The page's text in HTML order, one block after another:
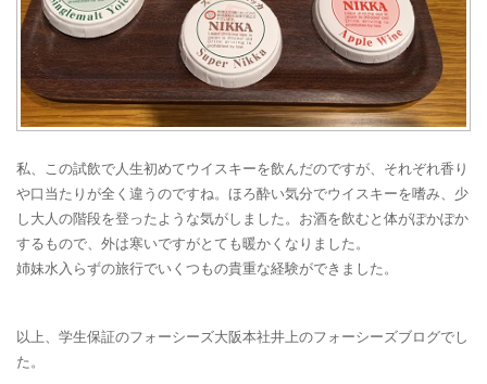
私、この試飲で人生初めてウイスキーを飲んだのですが、それぞれ香り
や口当たりが全く違うのですね。ほろ酔い気分でウイスキーを嗜み、少
し大人の階段を登ったような気がしました。お酒を飲むと体がぽかぽか
するもので、外は寒いですがとても暖かくなりました。
姉妹水入らずの旅行でいくつもの貴重な経験ができました。
以上、学生保証のフォーシーズ大阪本社井上のフォーシーズブログでし
た。